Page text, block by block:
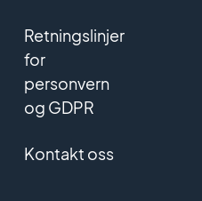
Retningslinjer
for
personvern
og GDPR
Kontakt oss